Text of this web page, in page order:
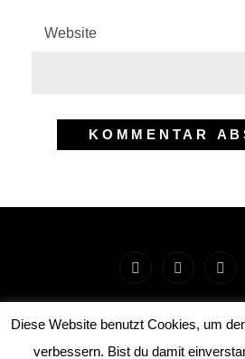
Website
und
und
COPYRIGHT © 2026 JENSENS
ALL RIGHTS RESERVED. |
THEMES
Diese Website benutzt Cookies, um
verbessern. Bist du damit